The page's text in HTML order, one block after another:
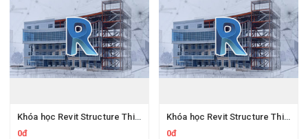
Khóa học Revit Structure Thiết kế kết cấu Tập 1
0đ
Khóa học Revit Structure Thiết kế kết cấu – Tập 2
0đ